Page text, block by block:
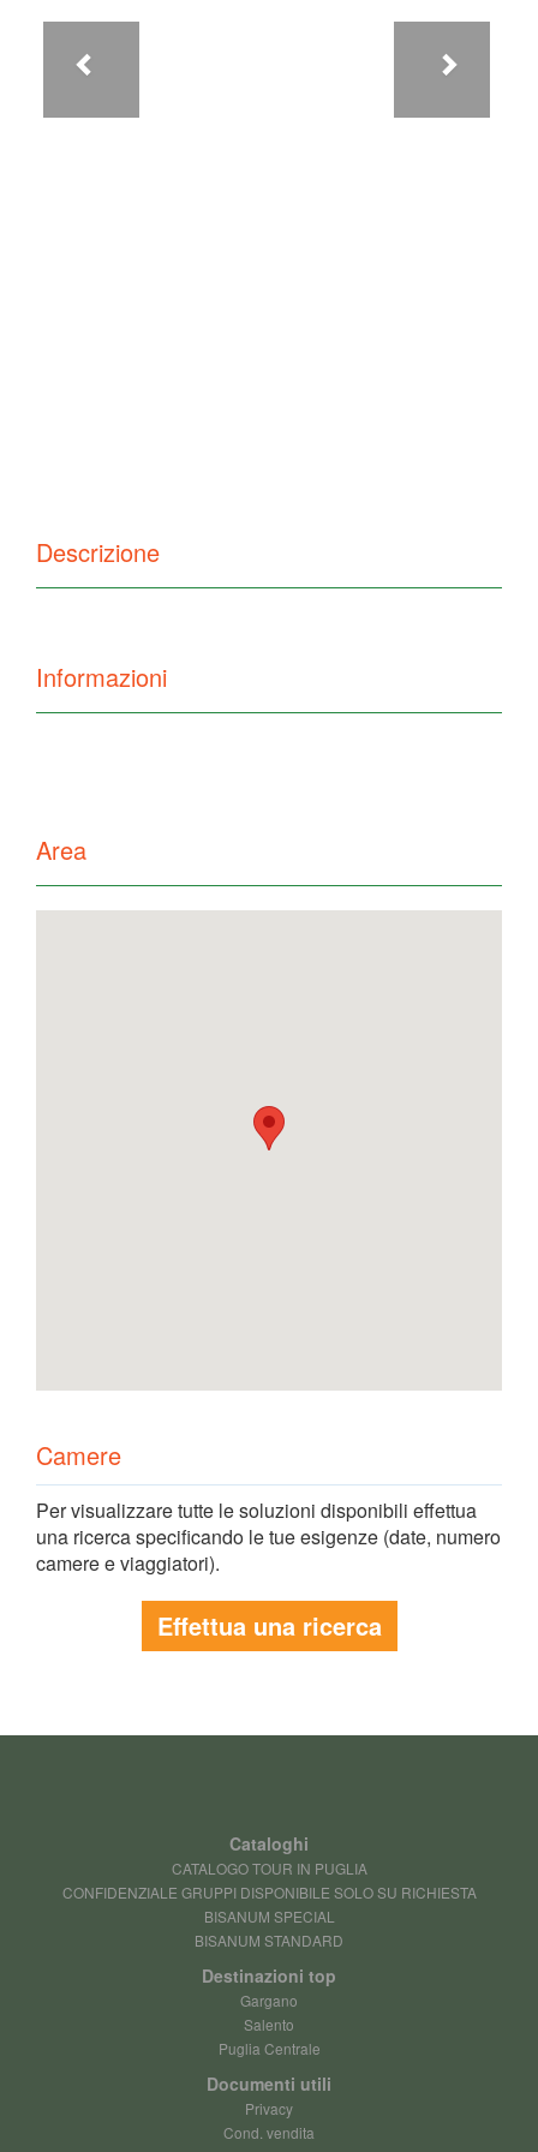
Descrizione
Informazioni
Area
Camere
Per visualizzare tutte le soluzioni disponibili effettua
una ricerca specificando le tue esigenze (date, numero
camere e viaggiatori).
Effettua una ricerca
Cataloghi
CATALOGO TOUR IN PUGLIA
CONFIDENZIALE GRUPPI DISPONIBILE SOLO SU RICHIESTA
BISANUM SPECIAL
BISANUM STANDARD
Destinazioni top
Gargano
Salento
Puglia Centrale
Documenti utili
Privacy
Cond. vendita